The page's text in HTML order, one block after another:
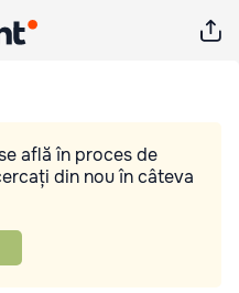
află în proces de
din nou în câteva